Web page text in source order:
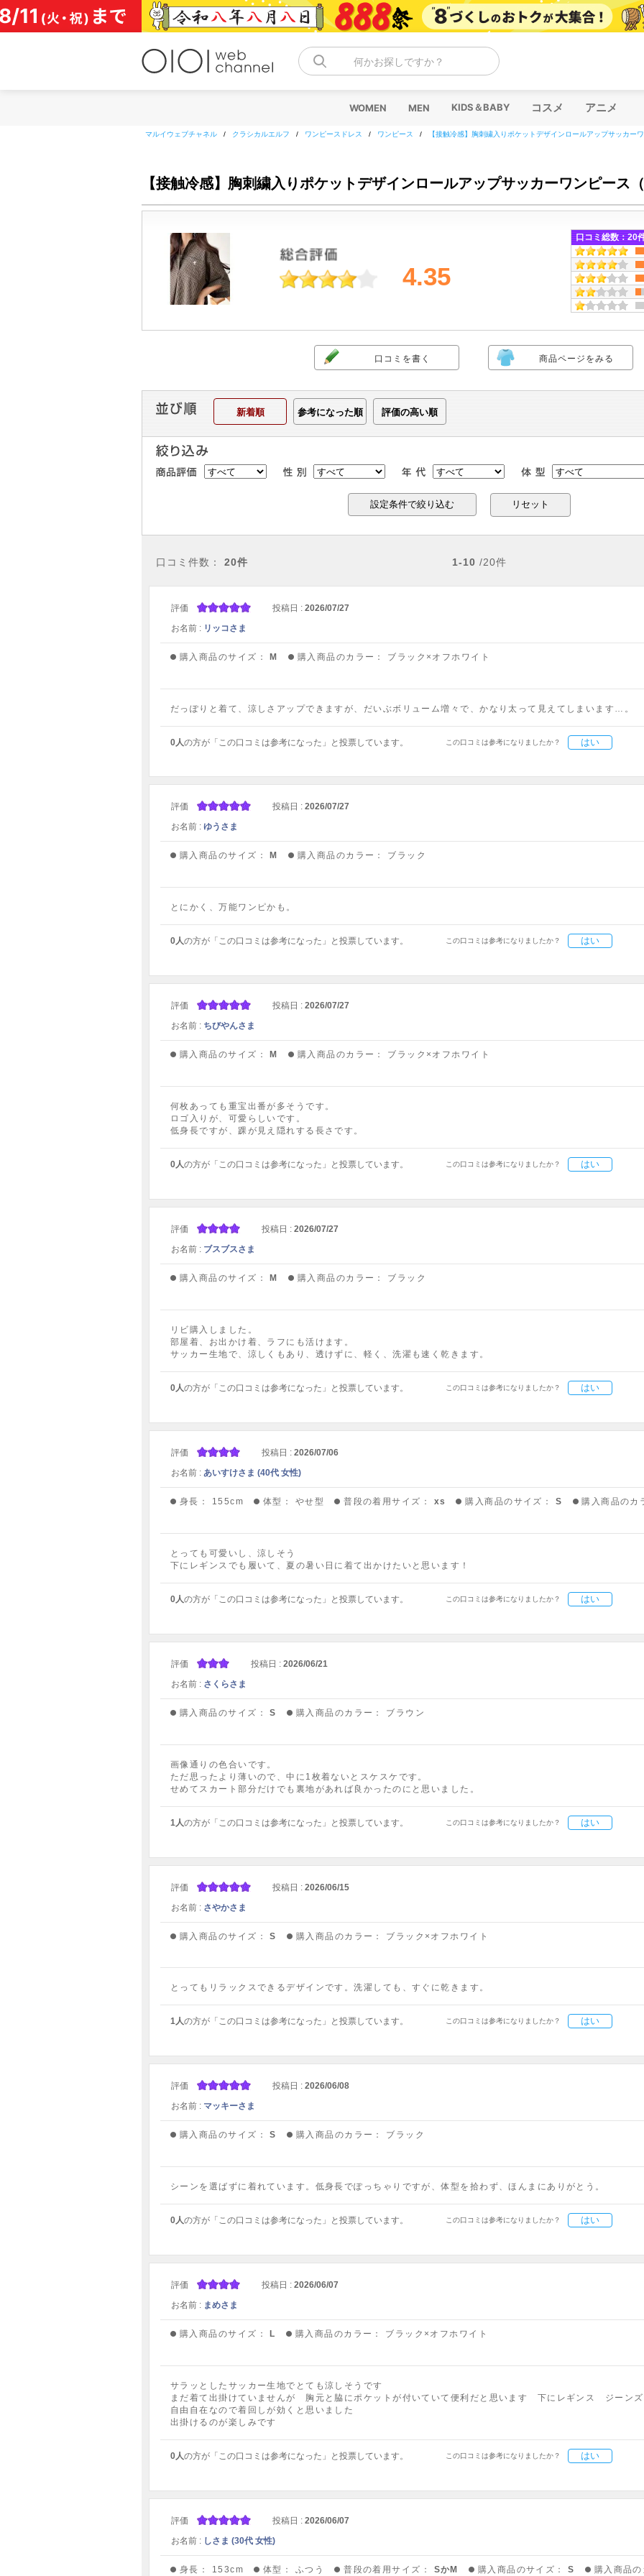
コ
ン
テ
何かお探しですか？
WOMEN MEN KIDS＆BABY コスメ アニメ
マルイウェブチャネル / クラシカルエルフ / ワンピースドレス / ワンピース / 【接触冷感】胸刺繍入りポケットデザインロールアップサッカー
【接触冷感】胸刺繍入りポケットデザインロールアップサッカーワンピース
4.35
口コミ総数：20
口コミを書く 商品ページをみる
新着順 参考になった順 評価の高い順
リセット
口コミ件数： 20件 1-10 /20件
評価 投稿日 : 2026/07/27
お名前 : リッコさま
購入商品のサイズ： M 購入商品のカラー： ブラック×オフホワイト
だっぽりと着て、涼しさアップできますが、だいぶボリューム増々で、かなり太って見えてしまいます…。
この口コミは参考になりましたか？ はい
0人の方が「この口コミは参考になった」と投票しています。
評価 投稿日 : 2026/07/27
お名前 : ゆうさま
購入商品のサイズ： M 購入商品のカラー： ブラック
とにかく、万能ワンピかも。
この口コミは参考になりましたか？ はい
0人の方が「この口コミは参考になった」と投票しています。
評価 投稿日 : 2026/07/27
お名前 : ちびやんさま
購入商品のサイズ： M 購入商品のカラー： ブラック×オフホワイト
何枚あっても重宝出番が多そうです。
ロゴ入りが、可愛らしいです。
低身長ですが、踝が見え隠れする長さです。
この口コミは参考になりましたか？ はい
0人の方が「この口コミは参考になった」と投票しています。
評価 投稿日 : 2026/07/27
お名前 : ブスブスさま
購入商品のサイズ： M 購入商品のカラー： ブラック
リビ購入しました。
部屋着、お出かけ着、ラフにも活けます。
サッカー生地で、涼しくもあり、透けずに、軽く、洗濯も速く乾きます。
この口コミは参考になりましたか？ はい
0人の方が「この口コミは参考になった」と投票しています。
評価 投稿日 : 2026/07/06
お名前 : あいすけさま (40代 女性)
身長： 155cm 体型： やせ型 普段の着用サイズ： xs 購入商品のサイズ： S 購入商品のカ
とっても可愛いし、涼しそう
下にレギンスでも履いて、夏の暑い日に着て出かけたいと思います！
この口コミは参考になりましたか？ はい
0人の方が「この口コミは参考になった」と投票しています。
評価 投稿日 : 2026/06/21
お名前 : さくらさま
購入商品のサイズ： S 購入商品のカラー： ブラウン
画像通りの色合いです。
ただ思ったより薄いので、中に1枚着ないとスケスケです。
せめてスカート部分だけでも裏地があれば良かったのにと思いました。
この口コミは参考になりましたか？ はい
1人の方が「この口コミは参考になった」と投票しています。
評価 投稿日 : 2026/06/15
お名前 : さやかさま
購入商品のサイズ： S 購入商品のカラー： ブラック×オフホワイト
とってもリラックスできるデザインです。洗濯しても、すぐに乾きます。
この口コミは参考になりましたか？ はい
1人の方が「この口コミは参考になった」と投票しています。
評価 投稿日 : 2026/06/08
お名前 : マッキーさま
購入商品のサイズ： S 購入商品のカラー： ブラック
シーンを選ばずに着れています。低身長でぽっちゃりですが、体型を拾わず、ほんまにありがとう。
この口コミは参考になりましたか？ はい
0人の方が「この口コミは参考になった」と投票しています。
評価 投稿日 : 2026/06/07
お名前 : まめさま
購入商品のサイズ： L 購入商品のカラー： ブラック×オフホワイト
サラッとしたサッカー生地でとても涼しそうです
まだ着て出掛けていませんが 胸元と脇にポケットが付いていて便利だと思います 下にレギンス ジーン
自由自在なので着回しが効くと思いました
出掛けるのが楽しみです
この口コミは参考になりましたか？ はい
0人の方が「この口コミは参考になった」と投票しています。
評価 投稿日 : 2026/06/07
お名前 : しさま (30代 女性)
身長： 153cm 体型： ふつう 普段の着用サイズ： SかM 購入商品のサイズ： S 購入商品の